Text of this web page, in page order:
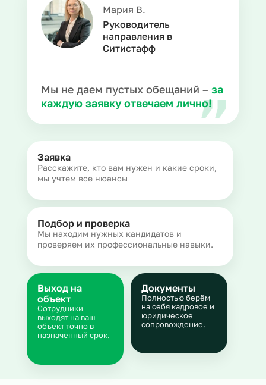
Мария В.
Руководитель
направления в
Ситистафф
Мы не даем пустых обещаний – за
каждую заявку отвечаем лично!
Заявка
Расскажите, кто вам нужен и какие сроки,
мы учтем все нюансы
Подбор и проверка
Мы находим нужных кандидатов и
проверяем их профессиональные навыки.
Документы
Полностью берём
на себя кадровое и
юридическое
сопровождение.
Выход на
объект
Сотрудники
выходят на ваш
объект точно в
назначенный срок.